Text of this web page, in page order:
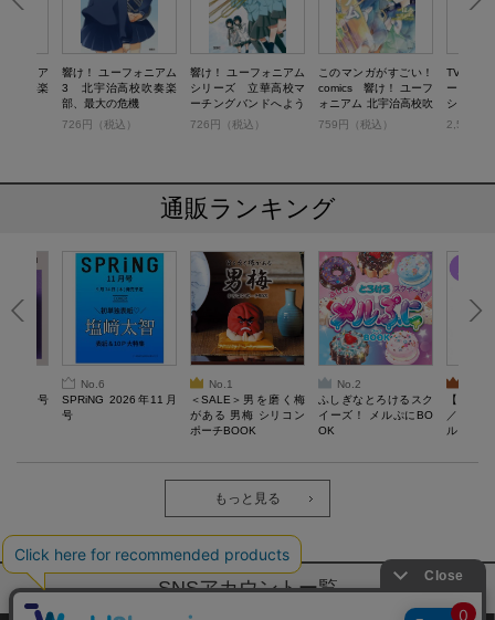
ォニア
吹奏楽
響け！ ユーフォニアム
3 北宇治高校吹奏楽
部、最大の危機
726円（税込）
響け！ ユーフォニアム
シリーズ 立華高校マ
ーチングバンドへよう
こそ 前編
726円（税込）
このマンガがすごい！
comics 響け！ ユーフ
ォニアム 北宇治高校吹
奏楽部へようこそ 3
759円（税込）
TVアニ
ーフォニ
シャルフ
2,530円
通販ランキング
10月号
No.6
SPRiNG 2026年11月
号
No.1
＜SALE＞男を磨く梅
がある 男梅 シリコン
ポーチBOOK
No.2
ふしぎなとろけるスク
イーズ！ メルぷにBO
OK
【
／Lサ
ル）【
労回復ウ
もっと見る
SNSアカウントー覧